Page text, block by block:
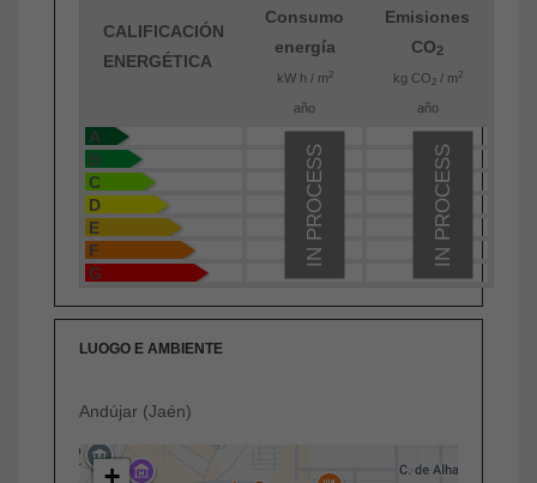
CALIFICACIÓN
ENERGÉTICA
Consumo
energía
kW h / m2
año
Emisiones
CO2
kg CO 2/ m2
año
A
B
C
D
E
F
G
IN PROCESS
IN PROCESS
LUOGO E AMBIENTE
Andújar (Jaén)
+